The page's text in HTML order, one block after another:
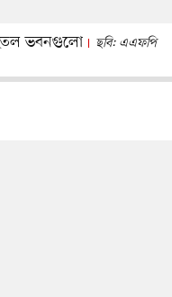
ভবনগুলো ছবি: এএফপি